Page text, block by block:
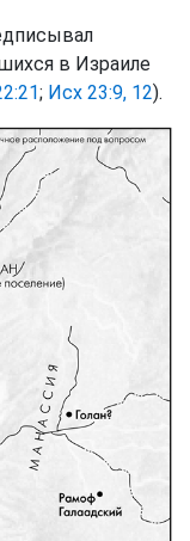
в Израиле
; Исх 23:9, 12).